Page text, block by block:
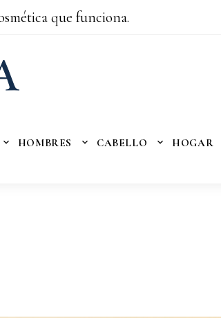
que funciona.
HOMBRES CABELLO HOGAR